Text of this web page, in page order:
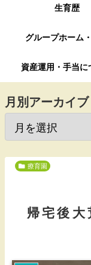
生育歴
グループホーム
資産運用・手当に
月別アーカイブ
療育園
帰宅後